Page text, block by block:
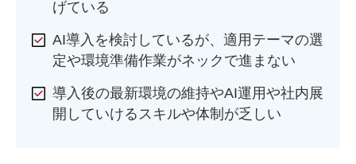
げている
AI導入を検討しているが、適用テーマの選
定や環境準備作業がネックで進まない
導入後の最新環境の維持やAI運用や社内展
開していけるスキルや体制が乏しい